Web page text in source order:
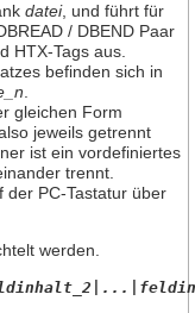
datei, und führt für
/ DBEND Paar
HTX-Tags aus.
befinden sich in
gleichen Form
jeweils getrennt
ist ein vordefiniertes
trennt.
der PC-Tastatur über
werden.